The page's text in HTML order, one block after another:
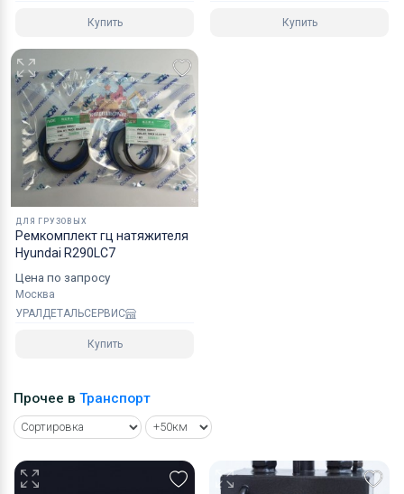
Купить Купить
ДЛЯ ГРУЗОВЫХ
Ремкомплект гц натяжителя
Hyundai R290LC7
Цена по запросу
Москва
УРАЛДЕТАЛЬСЕРВИС
Купить
Прочее в Транспорт